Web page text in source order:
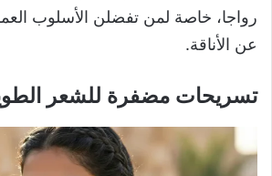
رواجا، خاصة لمن تفضلن الأسلوب
عن الأناقة.
تسريحات مضفرة للشعر